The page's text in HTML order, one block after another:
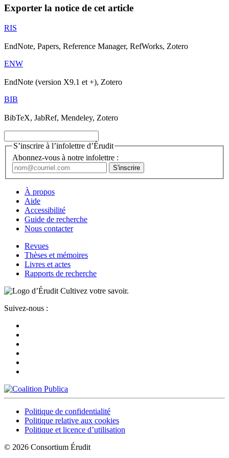
Exporter la notice de cet article
RIS
EndNote, Papers, Reference Manager, RefWorks, Zotero
ENW
EndNote (version X9.1 et +), Zotero
BIB
BibTeX, JabRef, Mendeley, Zotero
S’inscrire à l’infolettre d’Érudit
Abonnez-vous à notre infolettre :
À propos
Aide
Accessibilité
Guide de recherche
Nous contacter
Revues
Thèses et mémoires
Livres et actes
Rapports de recherche
Cultivez votre savoir.
Suivez-nous :
Politique de confidentialité
Politique relative aux cookies
Politique et licence d’utilisation
© 2026 Consortium Érudit